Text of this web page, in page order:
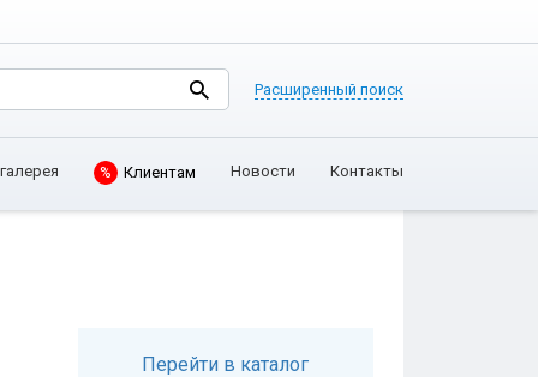
Расширенный поиск
% Клиентам Новости Контакты
Перейти в каталог